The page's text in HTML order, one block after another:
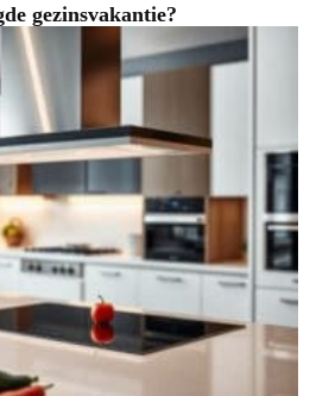
gezinsvakantie?